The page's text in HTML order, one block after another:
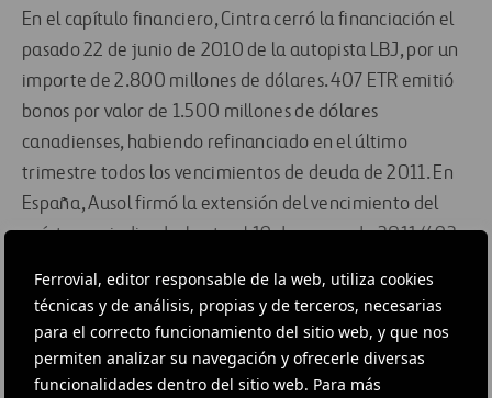
Ferrovial, editor responsable de la web, utiliza cookies
técnicas y de análisis, propias y de terceros, necesarias
para el correcto funcionamiento del sitio web, y que nos
permiten analizar su navegación y ofrecerle diversas
funcionalidades dentro del sitio web. Para más
En el capítulo financiero, Cintra cerró la financiación el
pasado 22 de junio de 2010 de la autopista LBJ, por un
importe de 2.800 millones de dólares. 407 ETR emitió
bonos por valor de 1.500 millones de dólares
canadienses, habiendo refinanciado en el último
trimestre todos los vencimientos de deuda de 2011. En
España, Ausol firmó la extensión del vencimiento del
préstamo sindicado, hasta el 19 de marzo de 2011 (492
Además, la R4 firmó con el mismo sindicato bancario la
extensión del vencimiento (197 millones), hasta el 27 de
julio de 2011. Respecto a las desinversiones, Cintra